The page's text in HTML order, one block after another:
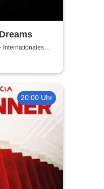
Internationales
20:00 Uhr